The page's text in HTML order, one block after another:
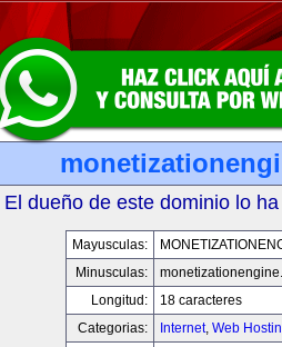
El dueño de este dominio lo
Mayusculas:
Minusculas:
Longitud:
18 caracteres
Categorias:
Internet, Web